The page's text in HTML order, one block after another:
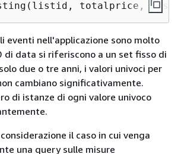
eventi nell'applicazione sono molto
di data si riferiscono a un set fisso di
due o tre anni, i valori univoci per
cambiano significativamente.
di istanze di ogni valore univoco
il caso in cui venga
una query sulle misure